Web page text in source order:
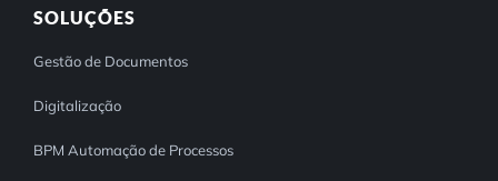
SOLUÇÕES
Gestão de Documentos
Digitalização
BPM Automação de Processos